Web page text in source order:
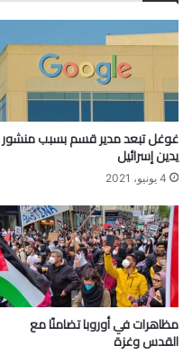
غوغل تبعد مدير قسم بسبب منشور
يدين إسرائيل
4 يونيو، 2021
مظاهرات في أوروبا تضامنًا مع
القدس وغزة